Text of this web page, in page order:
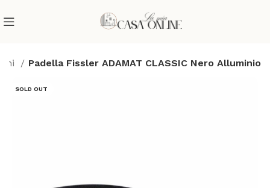
Padella Fissler ADAMAT CLASSIC Nero Alluminio
SOLD OUT